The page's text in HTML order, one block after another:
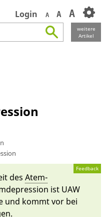
Login A A A
weitere
Artikel
Feedback
des Atem­
ist UAW
und kommt vor bei